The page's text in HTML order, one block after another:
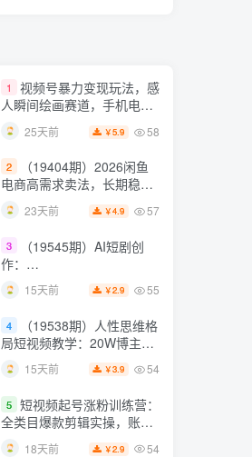
个人超级生产系统【录音
+图片】
1
视频号暴力变现玩法，感
人瞬间绘画赛道，手机电脑
均可
25天前 ￥5.9 58
2
（19404期）2026闲鱼
电商高需求卖法，长期稳定
可做，一单利润300
23天前 ￥4.9 57
3
（19545期）AI短剧创
作：
ChatGPT+Seedance2.0教
程，从零制作恶毒女配短
全流程
15天前 ￥2.9 55
4
（19538期）人性思维格
局短视频教学：20W博主亲
授×标准化流程×字幕封面设
计×AI提示词×橱窗带货6W
件实战经验
15天前 ￥3.9 54
5 短视频起号涨粉训练营：
全类目爆款剪辑实操，账号
节奏规划复盘落地教程
18天前 ￥2.9 54